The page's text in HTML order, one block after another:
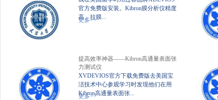
官方免费版安装。Kibron膜分析仪精度
高、拉膜...
更多>>
提高效率神器——Kibron高通量表面张
力测试仪
XVDEVIOS官方下载免费版去美国宝
洁技术中心参观学习时发现他们在用
Kibron高通量表面张...
更多>>